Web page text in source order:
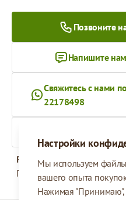
Настройки
Мы используем
вашего опыта
Нажимая "Принимаю",
Позвоните
Напишите
Свяжитесь с нами
22178498
Рабочее время
Понедельник - Пятница